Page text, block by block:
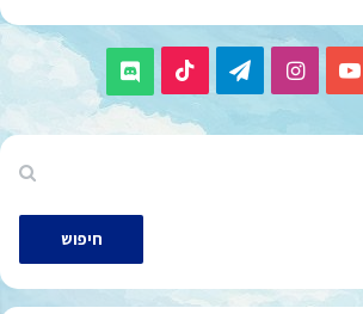
YouTube
Instagram
Telegram
TikTok
Discord
חיפוש: